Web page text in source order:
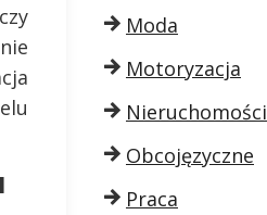
Moda
Motoryzacja
Nieruchomości
Obcojęzyczne
Praca